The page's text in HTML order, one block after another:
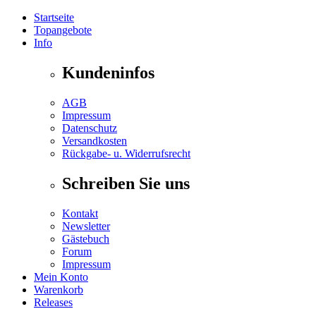
Startseite
Topangebote
Info
Kundeninfos
AGB
Impressum
Datenschutz
Versandkosten
Rückgabe- u. Widerrufsrecht
Schreiben Sie uns
Kontakt
Newsletter
Gästebuch
Forum
Impressum
Mein Konto
Warenkorb
Releases